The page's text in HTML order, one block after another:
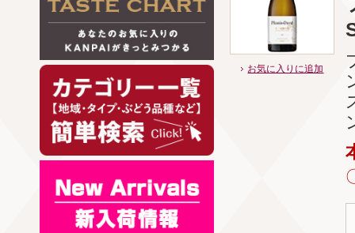
お気に入りに追加